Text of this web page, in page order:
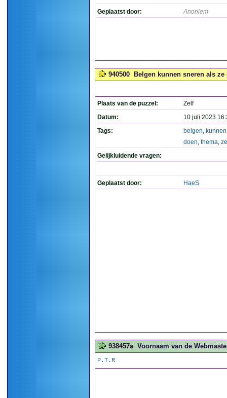
Geplaatst door: Anoniem
940500 Belgen kunnen sneren als
Plaats van de puzzel:
Zelf
Datum:
10 juli 2023
Tags:
belgen, kunnen
doen, thema,
Gelijkluidende vragen:
Geplaatst door: HaeS
938457a Voornaam van de
P.T.R